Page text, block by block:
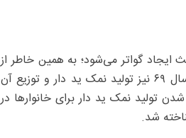
گواتر می‌شود؛ به همین خاطر از
سال ۶۷ کمیته کشوری برای کنترل بیماری‌های ناشی از کمبود ید تشکیل شد و از سال ۶۹ نیز تولید نمک ید دار و توزیع آن
تولید نمک ید دار برای خانوارها در